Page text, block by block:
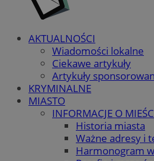
AKTUALNOŚCI
Wiadomości lokalne
Ciekawe artykuły
Artykuły
KRYMINALNE
MIASTO
INFORMACJE O
Historia miasta
Ważne adresy i
Harmonogram